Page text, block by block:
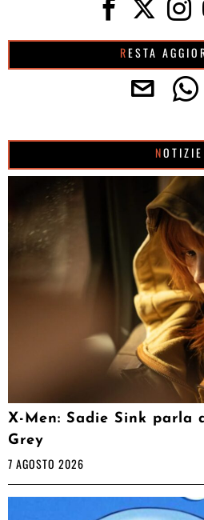
RESTA
NOTIZIE
X-Men: Sadie Sink parla
Grey
7 AGOSTO 2026